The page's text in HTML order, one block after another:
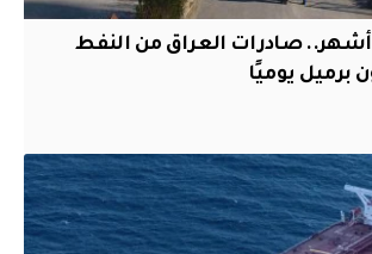
أشهر.. صادرات العراق من النفط
برميل يوميًا